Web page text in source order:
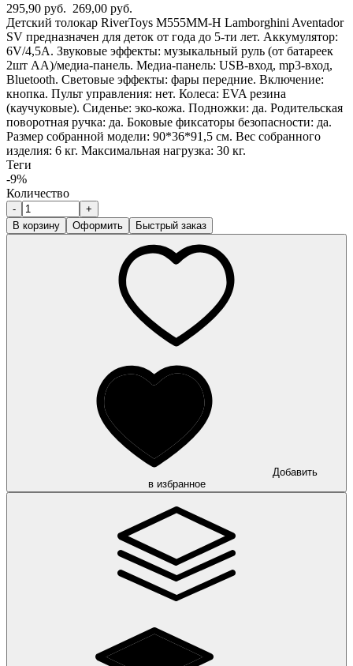
295,90 руб. 269,00 руб.
Детский толокар RiverToys M555MM-H Lamborghini Aventador
SV предназначен для деток от года до 5-ти лет. Аккумулятор:
6V/4,5А. Звуковые эффекты: музыкальный руль (от батареек
2шт АА)/медиа-панель. Медиа-панель: USB-вход, mp3-вход,
Bluetooth. Световые эффекты: фары передние. Включение:
кнопка. Пульт управления: нет. Колеса: EVA резина
(каучуковые). Сиденье: эко-кожа. Подножки: да. Родительская
поворотная ручка: да. Боковые фиксаторы безопасности: да.
Размер собранной модели: 90*36*91,5 см. Вес собранного
изделия: 6 кг. Максимальная нагрузка: 30 кг.
Теги
-9%
Количество
-
+
В корзину
Оформить Быстрый заказ
Добавить
в избранное